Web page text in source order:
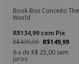
Book Box Conceito The
World
R$499,99 R$149,99
R$134,99 com Pix
6x de R$ 25,00 sem
juros